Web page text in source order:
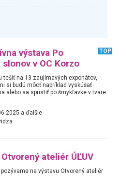
výstava Po
v OC Korzo
TOP
tešiť na 13 zaujímavých exponátov,
si budú môcť napríklad vyskúšať
alebo sa spustiť po šmykľavke v tvare
a ďalšie
ateliér ÚĽUV
na výstavu Otvorený ateliér